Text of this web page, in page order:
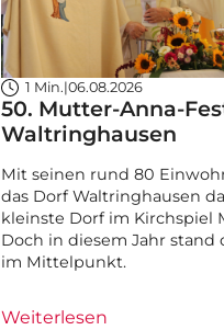
1 Min.|06.08.2026
50. Mutter-Anna-
Waltringhausen
Mit seinen rund 80
das Dorf Waltringhausen
kleinste Dorf im Kirchspiel
Doch in diesem Jahr stand
im Mittelpunkt.
Weiterlesen